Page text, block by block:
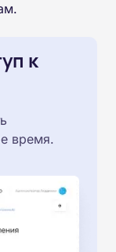
к
время.